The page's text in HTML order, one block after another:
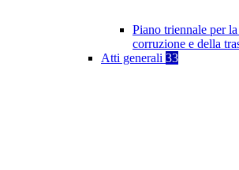
Piano triennale per
corruzione e della
Atti generali 33